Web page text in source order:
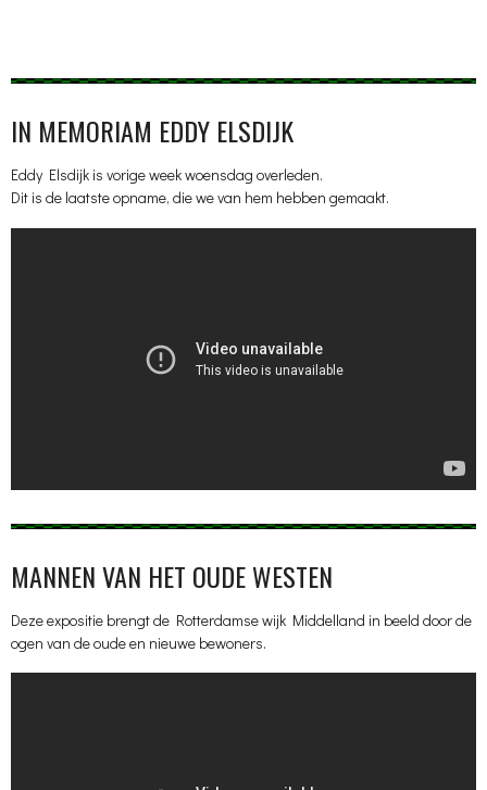
IN MEMORIAM EDDY ELSDIJK
Eddy Elsdijk is vorige week woensdag overleden.
Dit is de laatste opname, die we van hem hebben gemaakt.
MANNEN VAN HET OUDE WESTEN
Deze expositie brengt de Rotterdamse wijk Middelland in beeld door de
ogen van de oude en nieuwe bewoners.